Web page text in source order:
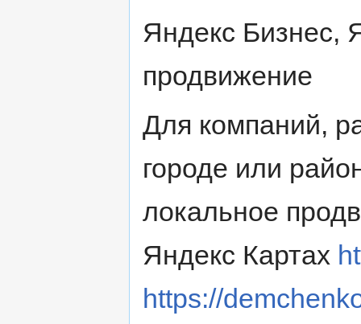
Яндекс Бизнес,
продвижение
Для компаний,
городе или
локальное
Яндекс Картах
https://